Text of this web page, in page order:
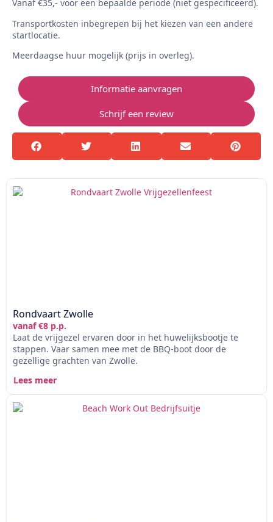
Vanaf €35,- voor een bepaalde periode (niet gespecificeerd).
Transportkosten inbegrepen bij het kiezen van een andere
startlocatie.
Meerdaagse huur mogelijk (prijs in overleg).
Informatie aanvragen
Schrijf een review
Rondvaart Zwolle
vanaf €8 p.p.
Laat de vrijgezel ervaren door in het huwelijksbootje te
stappen. Vaar samen mee met de BBQ-boot door de
gezellige grachten van Zwolle.
Lees meer